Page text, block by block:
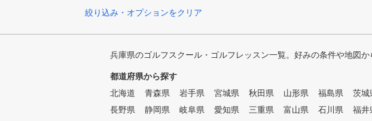
絞り込み・オプションをクリア
兵庫県のゴルフスクール・ゴルフレッスン一覧。好みの条件や地図
都道府県から探す
北海道
青森県 岩手県 宮城県 秋田県 山形県 福島県 茨城
長野県
静岡県 岐阜県 愛知県 三重県 富山県 石川県 福井